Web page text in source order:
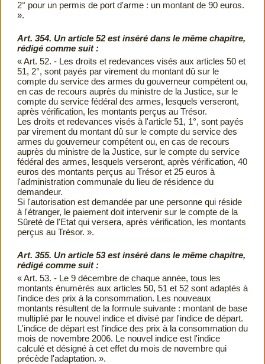
2° pour un permis de port d'arme : un montant de 90 euros.
».
Art. 354. Un article 52 est inséré dans le même chapitre,
rédigé comme suit :
« Art. 52. - Les droits et redevances visés aux articles 50 et
51, 2°, sont payés par virement du montant dû sur le
compte du service des armes du gouverneur compétent ou,
en cas de recours auprès du ministre de la Justice, sur le
compte du service fédéral des armes, lesquels verseront,
après vérification, les montants perçus au Trésor.
Les droits et redevances visés à l'article 51, 1°, sont payés
par virement du montant dû sur le compte du service des
armes du gouverneur compétent ou, en cas de recours
auprès du ministre de la Justice, sur le compte du service
fédéral des armes, lesquels verseront, après vérification, 40
euros des montants perçus au Trésor et 25 euros à
l'administration communale du lieu de résidence du
demandeur.
Si l'autorisation est demandée par une personne qui réside
à l'étranger, le paiement doit intervenir sur le compte de la
Sûreté de l'Etat qui versera, après vérification, les montants
perçus au Trésor. ».
Art. 355. Un article 53 est inséré dans le même chapitre,
rédigé comme suit :
« Art. 53. - Le 9 décembre de chaque année, tous les
montants énumérés aux articles 50, 51 et 52 sont adaptés à
l'indice des prix à la consommation. Les nouveaux
montants résultent de la formule suivante : montant de base
multiplié par le nouvel indice et divisé par l'indice de départ.
L'indice de départ est l'indice des prix à la consommation du
mois de novembre 2006. Le nouvel indice est l'indice
calculé et désigné à cet effet du mois de novembre qui
précède l'adaptation. ».